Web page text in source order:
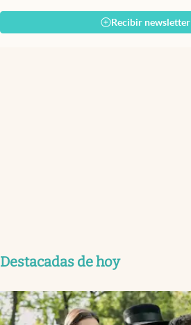
Recibir newsletter
Destacadas de hoy